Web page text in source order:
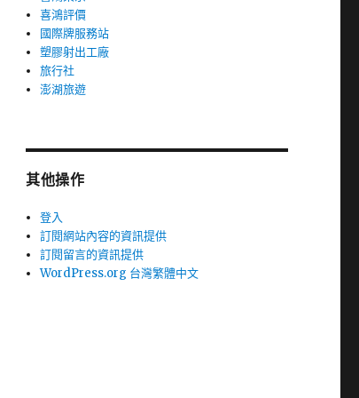
喜鴻評價
國際牌服務站
塑膠射出工廠
旅行社
澎湖旅遊
其他操作
登入
訂閱網站內容的資訊提供
訂閱留言的資訊提供
WordPress.org 台灣繁體中文